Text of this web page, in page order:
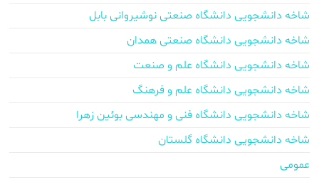
شاخه دانشجویی دانشگاه صنعتی نوشیروانی بابل
شاخه دانشجویی دانشگاه صنعتی همدان
شاخه دانشجویی دانشگاه علم و صنعت
شاخه دانشجویی دانشگاه علم و فرهنگ
شاخه دانشجویی دانشگاه فنی و مهندسی بوئین زهرا
شاخه دانشجویی دانشگاه گلستان
عمومی